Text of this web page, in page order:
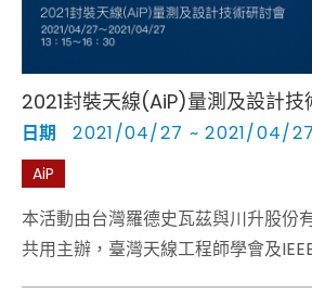
2021封裝天線(AiP)量測及設計技
日期 2021/04/27 ~ 2021/04/27
AiP
本活動由台灣羅德史瓦茲與川升股份
共用主辦，臺灣天線工程師學會及